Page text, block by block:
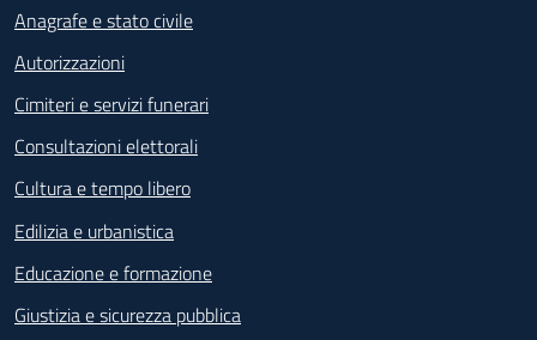
Anagrafe e stato civile
Autorizzazioni
Cimiteri e servizi funerari
Consultazioni elettorali
Cultura e tempo libero
Edilizia e urbanistica
Educazione e formazione
Giustizia e sicurezza pubblica